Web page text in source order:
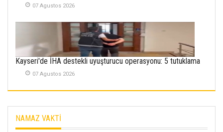
07 Agustos 2026
Kayseri'de İHA destekli uyuşturucu operasyonu: 5 tutuklama
07 Agustos 2026
NAMAZ VAKTİ